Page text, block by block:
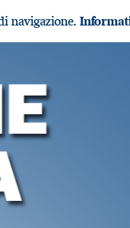
navigazione.